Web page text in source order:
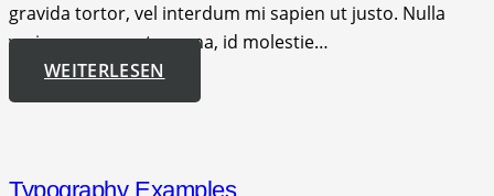
gravida tortor, vel interdum mi sapien ut justo. Nulla
varius consequat magna, id molestie…
WEITERLESEN
Typography Examples